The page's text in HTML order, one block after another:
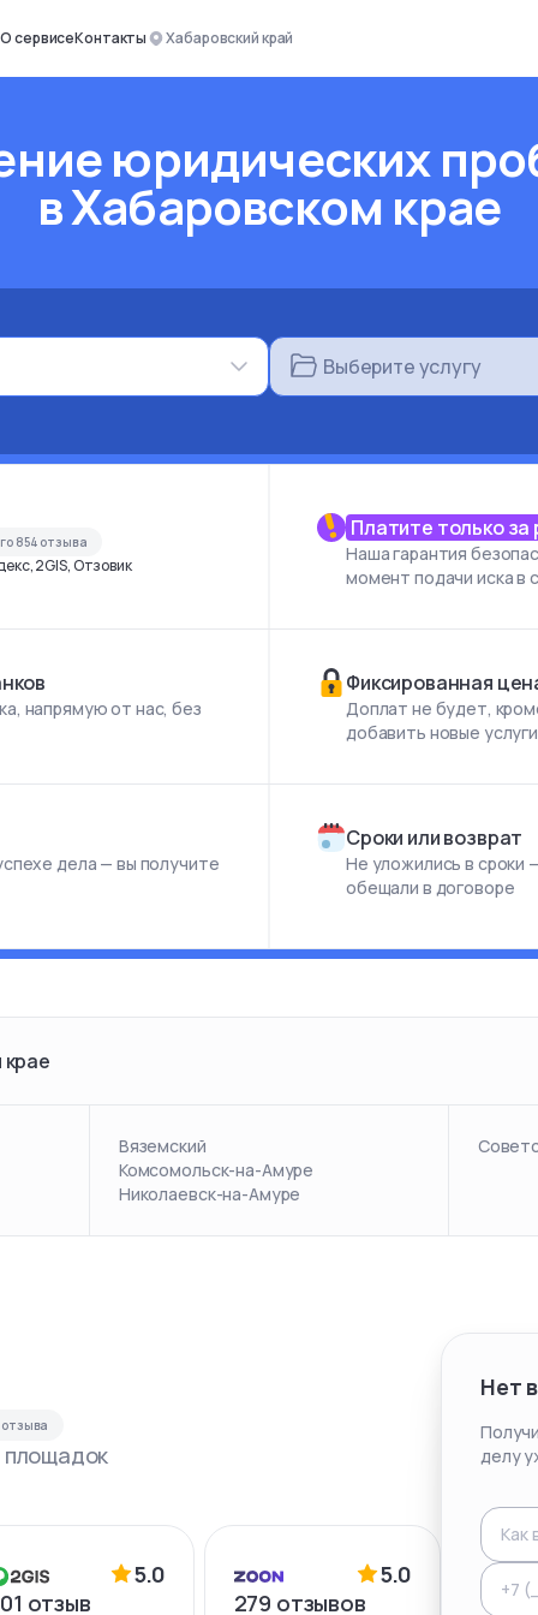
О сервисеКонтакты Хабаровский край
юридических
в Хабаровском крае
Выберите услугу
854 отзыва
2GIS, Отзовик
Платите только за
Наша гарантия
момент подачи иска в
напрямую от нас, без
Фиксированная
Доплат не будет,
добавить новые услуги
дела — вы получите
Сроки или возврат
Не уложились в сроки
обещали в договоре
Вяземский
Комсомольск-на-Амуре
Николаевск-на-Амуре
отзыва
площадок
5.0
отзыв
5.0
279 отзывов
Нет
делу